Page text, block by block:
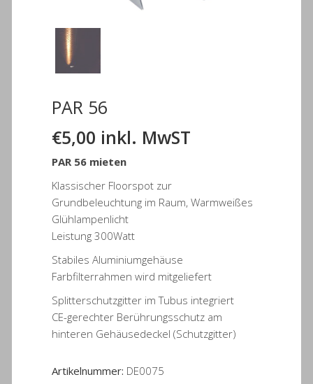
PAR 56
€5,00 inkl. MwST
PAR 56 mieten
Klassischer Floorspot zur
Grundbeleuchtung im Raum, Warmweißes
Glühlampenlicht
Leistung 300Watt
Stabiles Aluminiumgehäuse
Farbfilterrahmen wird mitgeliefert
Splitterschutzgitter im Tubus integriert
CE-gerechter Berührungsschutz am
hinteren Gehäusedeckel (Schutzgitter)
Artikelnummer: DE0075